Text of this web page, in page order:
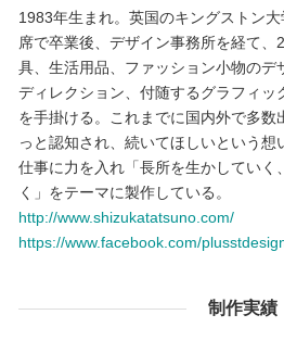
1983年生まれ。英国のキングストン
席で卒業後、デザイン事務所を経て、
具、生活用品、ファッション小物のデ
ディレクション、付随するグラフィッ
を手掛ける。これまでに国内外で多数
っと認知され、続いてほしいという
仕事に力を入れ「長所を生かしていく
く」をテーマに製作している。
http://www.shizukatatsuno.com/
https://www.facebook.com/
制作実績